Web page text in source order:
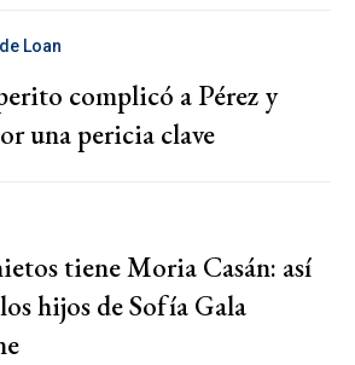
Loan
complicó a Pérez y
una pericia clave
tiene Moria Casán: así
hijos de Sofía Gala